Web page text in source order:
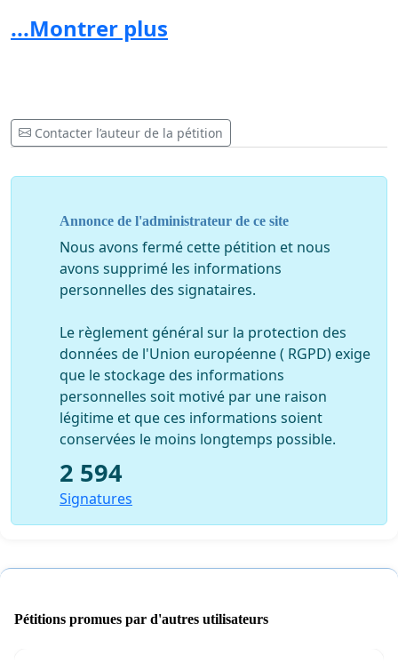
jugement et leurs réalisations professionnelles;
d’imputabilité légale des biologistes ou par
incompétence de certains professionnels
effectuant des activités de biologistes;
(OPQ) a déjà émis un avis favorable à la création d’un
Ordre des biologistes;
L’intervention réclamée est la suivante
En conséquence, nous, soussigné(e)s, demandons au
gouvernement de modifier le projet de loi 49 de façon à
reconnaitre les activités des biologistes professionnels
dans chacune des lois des Ordres professionnels dont
certaines activités ont des interfaces avec la biologie et
de créer dans les plus brefs délais l’Ordre des
biologistes du Québec afin de régler de façon durable
les problèmes d’indépendance professionnelle, de
négligence, de conflits d’intérêt, d’incompétence ou de
société québécoise.
...Montrer plus
Contacter l’auteur de la pétition
Annonce de l'administrateur de ce site
Nous avons fermé cette pétition et nous
avons supprimé les informations
personnelles des signataires.
Le règlement général sur la protection des
données de l'Union européenne ( RGPD) exige
que le stockage des informations
personnelles soit motivé par une raison
légitime et que ces informations soient
conservées le moins longtemps possible.
2 594
Signatures
Pétitions promues par d'autres utilisateurs